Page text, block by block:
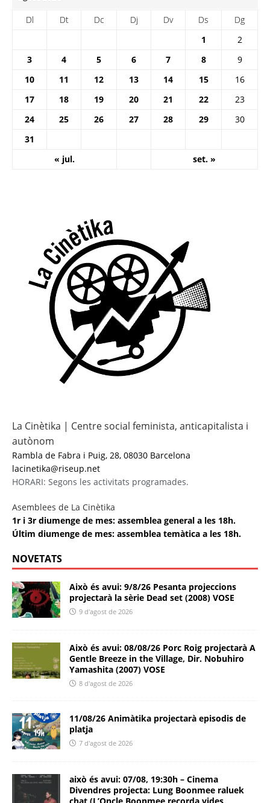
Dl Dt Dc Dj Dv Ds
Dg
1
2
3
4 5 6 7 8
9
10
11 12 13 14 15
16
17
18 19 20 21 22
23
24
25 26 27 28 29
30
31
« jul.
set. »
La Cinètika | Centre social feminista, anticapitalista i
autònom
Rambla de Fabra i Puig, 28, 08030 Barcelona
lacinetika@riseup.net
HORARI: Segons les activitats programades.
Asemblees de La Cinètika
1r i 3r diumenge de mes: assemblea general a les 18h.
Últim diumenge de mes: assemblea temàtica a les 18h.
NOVETATS
Això és avui: 9/8/26 Pesanta projeccions
projectarà la sèrie Dead set (2008) VOSE
9 d'agost de 2026
Això és avui: 08/08/26 Porc Roig projectarà A
Gentle Breeze in the Village, Dir. Nobuhiro
Yamashita (2007) VOSE
8 d'agost de 2026
11/08/26 Animàtika projectarà episodis de
platja
7 d'agost de 2026
això és avui: 07/08, 19:30h – Cinema
Divendres projecta: Lung Boonmee raluek